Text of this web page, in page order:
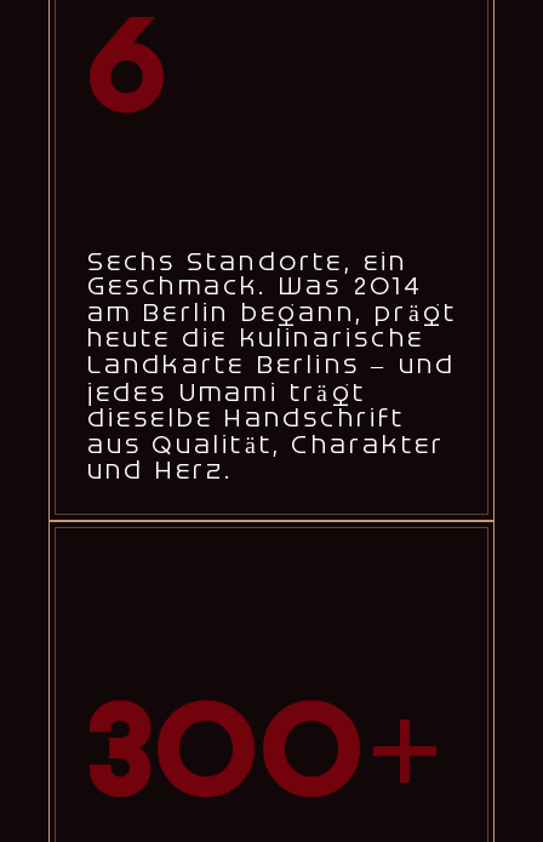
6
Sechs Standorte, ein
Geschmack. Was 2014
am Berlin begann, prägt
heute die kulinarische
Landkarte Berlins – und
jedes Umami trägt
dieselbe Handschrift
aus Qualität, Charakter
und Herz.
300+